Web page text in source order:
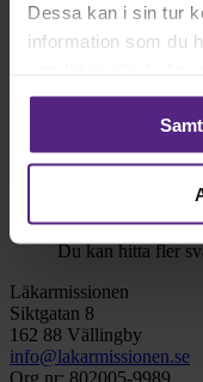
Dessa kan i sin tur
information som du
Frågor
Var kan jag få mer
Du kan hitta fler
Läkarmissionen
Siktgatan 8
162 88 Vällingby
info@lakarmissionen.se
Org nr: 802005-9989